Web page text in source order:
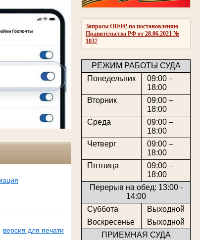
Запросы ОПФР по постановлению
Правительства РФ от 28.06.2021 №
1037
РЕЖИМ РАБОТЫ СУДА
Понедельник
09:00 –
18:00
Вторник
09:00 –
18:00
Среда
09:00 –
18:00
Четверг
09:00 –
18:00
Пятница
09:00 –
18:00
Перерыв на обед: 13:00 -
14:00
Суббота
Выходной
Воскресенье
Выходной
ПРИЕМНАЯ СУДА
версия для печати